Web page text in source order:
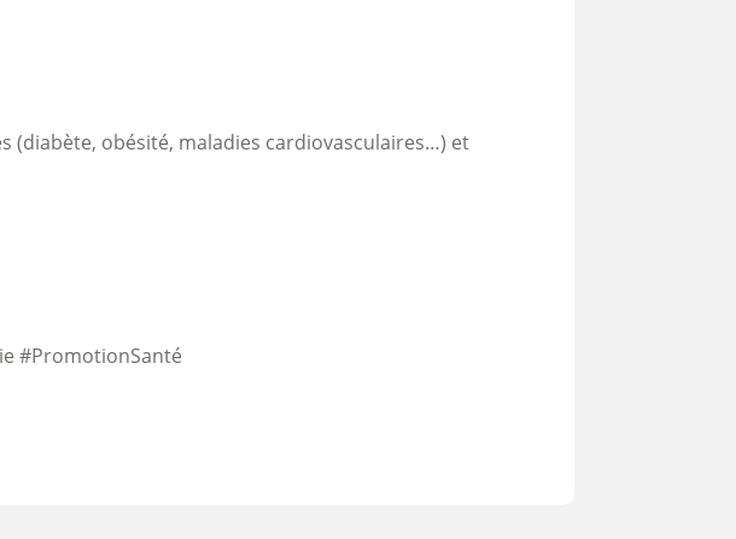
(diabète, obésité, maladies cardiovasculaires…) et
#PromotionSanté